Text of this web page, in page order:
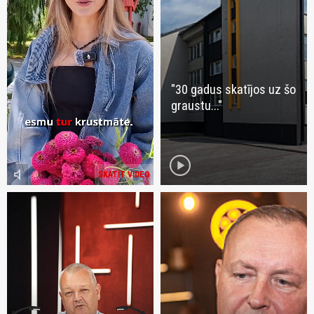
SKATĪT VIDEO
volume_mute
"30 gadus skatījos uz šo
graustu..."
play_circle